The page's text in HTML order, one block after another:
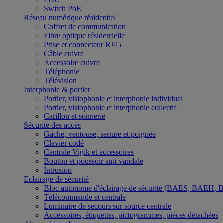
Switch PoE
Réseau numérique résidentiel
Coffret de communication
Fibre optique résidentielle
Prise et connecteur RJ45
Câble cuivre
Accessoire cuivre
Téléphonie
Télévision
Interphonie & portier
Portier, visiophonie et interphonie individuel
Portier, visiophonie et interphonie collectif
Carillon et sonnerie
Sécurité des accès
Gâche, ventouse, serrure et poignée
Clavier codé
Centrale Vigik et accessoires
Bouton et poussoir anti-vandale
Intrusion
Eclairage de sécurité
Bloc autonome d'éclairage de sécurité (BAES,
Télécommande et centrale
Luminaire de secours sur source centrale
Accessoires, étiquettes, pictogrammes, pièces détachées